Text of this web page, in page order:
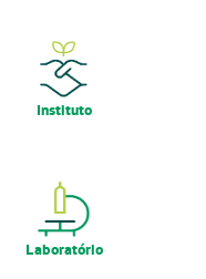
Instituto
Laboratório